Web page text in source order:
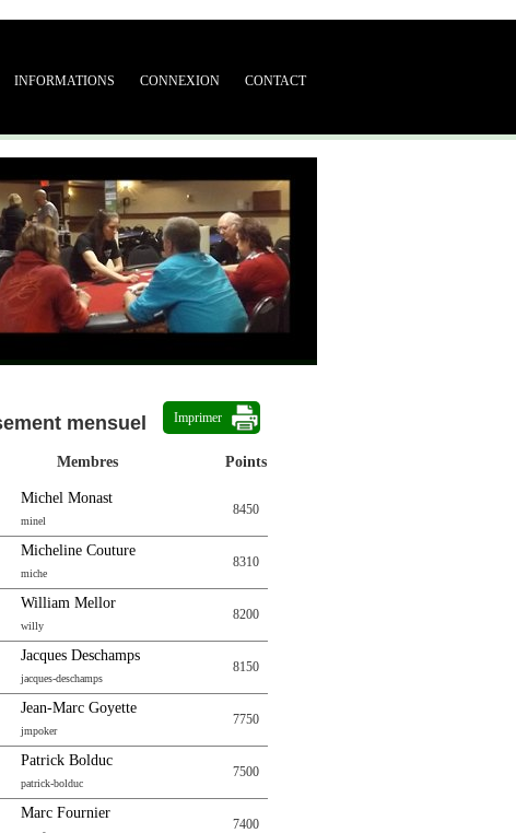
INFORMATIONS CONNEXION CONTACT
mensuel Imprimer
Membres Points
Michel Monast
minel
8450
Micheline Couture
miche
8310
William Mellor
willy
8200
Jacques Deschamps
jacques-deschamps
8150
Jean-Marc Goyette
jmpoker
7750
Patrick Bolduc
patrick-bolduc
7500
Marc Fournier
7400